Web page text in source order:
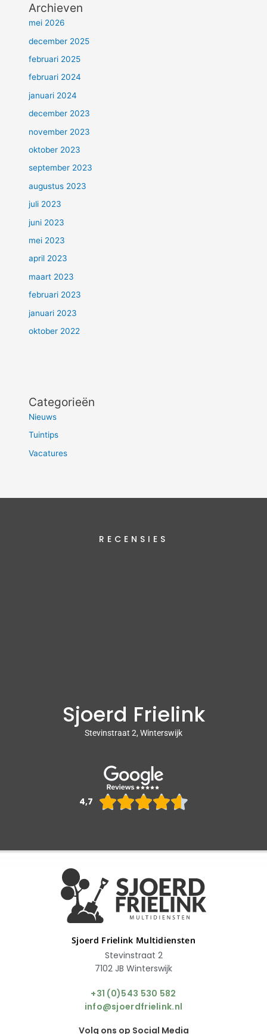
Archieven
mei 2026
december 2025
februari 2025
februari 2024
januari 2024
december 2023
november 2023
oktober 2023
september 2023
augustus 2023
juli 2023
juni 2023
mei 2023
april 2023
maart 2023
februari 2023
januari 2023
oktober 2022
Categorieën
Nieuws
Tuintips
Vacatures
RECENSIES
Sjoerd Frielink
Stevinstraat 2, Winterswijk
4,7 
Sjoerd Frielink Multidiensten
Stevinstraat 2
7102 JB Winterswijk
+31 (0)543 530 582
info@sjoerdfrielink.nl
Volg ons op Social Media